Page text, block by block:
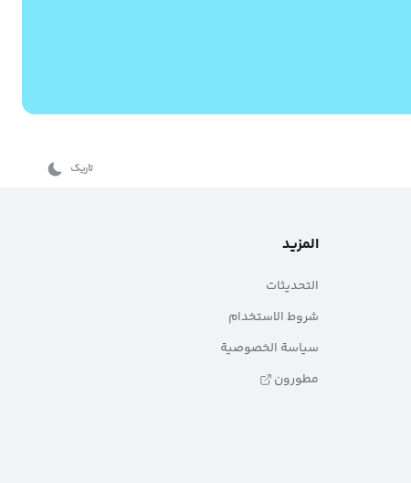
تاریک
المزيد
التحديثات
شروط الاستخدام
سياسة الخصوصية
مطورون